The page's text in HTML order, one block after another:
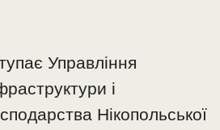
Управління
і
Нікопольської